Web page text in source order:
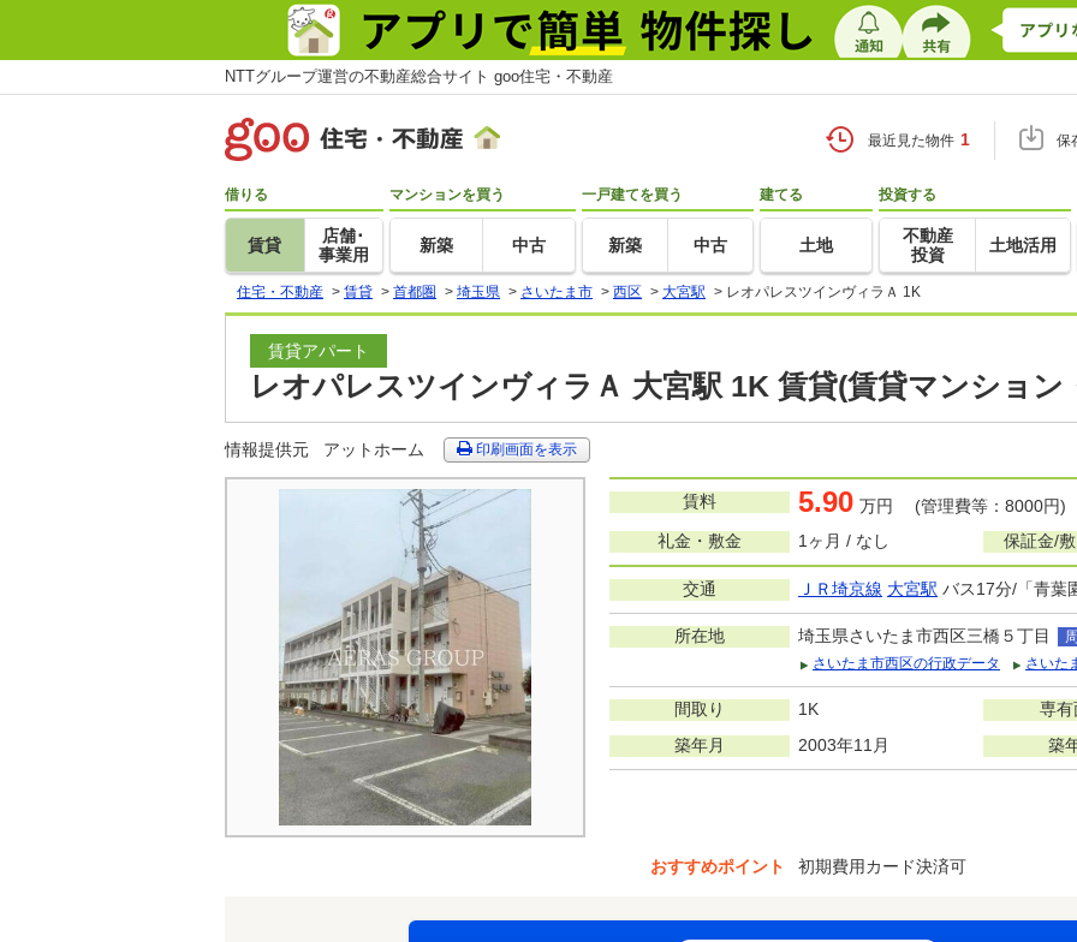
NTTグループ運営の不動産総合サイト goo住宅・不動産
最近見た物件 1 保
借りる
賃貸
店舗･
事業用
マンションを買う
新築 中古
一戸建てを買う
新築 中古
建てる
土地
投資する
不動産
投資
土地活用
住宅・不動産 > 賃貸 > 首都圏 > 埼玉県 > さいたま市 > 西区 > 大宮駅 > レオパレスツインヴィラＡ 1K
賃貸アパート
レオパレスツインヴィラＡ 大宮駅 1K 賃貸(賃貸マンション
情報提供元 アットホーム 印刷画面を表示
賃料 5.90 万円 (管理費等：8000円)
礼金・敷金
1ヶ月 / なし 保証金/
交通 ＪＲ埼京線 大宮駅 バス17分/「青葉
所在地 埼玉県さいたま市西区三橋５丁目
さいたま市西区の行政データ
さいた
間取り 1K 専有
築年月 2003年11月 築
おすすめポイント 初期費用カード決済可